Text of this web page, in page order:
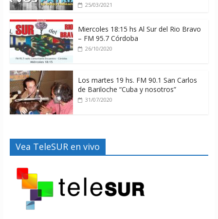
25/03/2021
Miercoles 18:15 hs Al Sur del Rio Bravo
– FM 95.7 Córdoba
26/10/2020
Los martes 19 hs. FM 90.1 San Carlos
de Bariloche “Cuba y nosotros”
31/07/2020
Vea TeleSUR en vivo